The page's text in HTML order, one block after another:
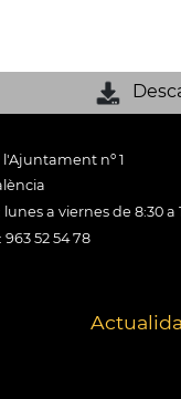
l'Ajuntament nº 1
lunes a viernes de 8:30 a
963 52 54 78